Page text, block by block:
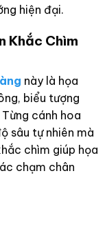
hiện đại.
Khắc Chìm
này là họa
biểu tượng
cánh hoa
sâu tự nhiên mà
chìm giúp họa
chạm chân